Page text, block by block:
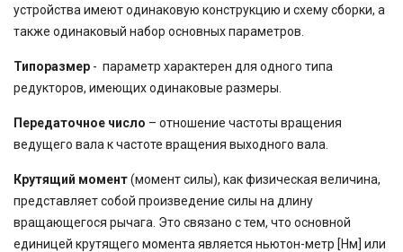
устройства имеют одинаковую конструкцию и схему сборки, а
также одинаковый набор основных параметров.
Типоразмер - параметр характерен для одного типа
редукторов, имеющих одинаковые размеры.
Передаточное число – отношение частоты вращения
ведущего вала к частоте вращения выходного вала.
Крутящий момент(момент силы), как физическая величина,
представляет собой произведение силы на длину
вращающегося рычага. Это связано с тем, что основной
единицей крутящего момента является ньютон-метр [Нм] или